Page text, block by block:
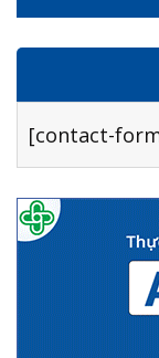
[contact-